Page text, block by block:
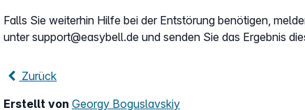
Falls Sie weiterhin Hilfe bei der Entstörung benötigen,
unter support@easybell.de und senden Sie das Ergebnis
Zurück
Erstellt von Georgy Boguslavskiy